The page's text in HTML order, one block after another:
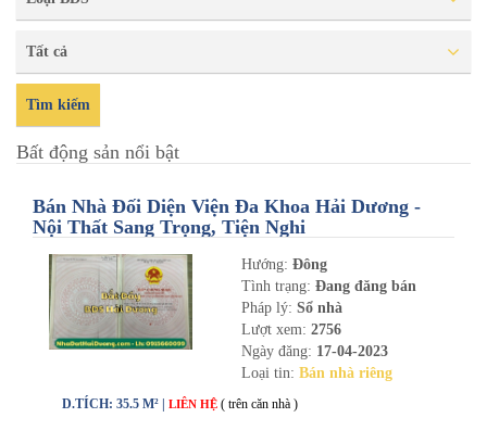
Tất cả
Tìm kiếm
Bất động sản nổi bật
Bán Nhà Đối Diện Viện Đa Khoa Hải Dương -
Nội Thất Sang Trọng, Tiện Nghi
Hướng: Đông
Tình trạng: Đang đăng bán
Pháp lý: Sổ nhà
Lượt xem: 2756
Ngày đăng: 17-04-2023
Loại tin: Bán nhà riêng
D.TÍCH: 35.5 M² | LIÊN HỆ ( trên căn nhà )